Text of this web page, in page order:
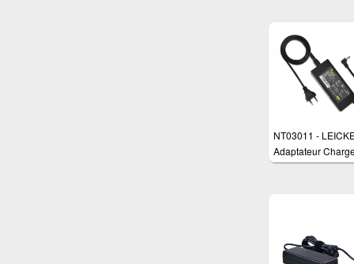
NT03011 -
Adaptateur
watts pour